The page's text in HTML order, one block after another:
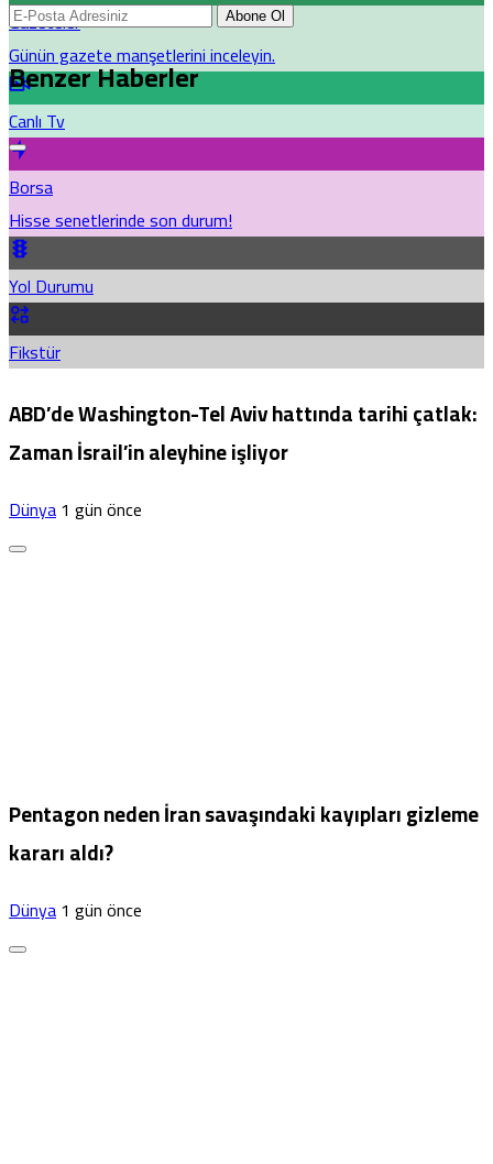
Gazeteler
Günün gazete manşetlerini inceleyin.
Canlı Tv
Borsa
Hisse senetlerinde son durum!
Yol Durumu
Fikstür
Abone Ol
Benzer Haberler
ABD’de Washington-Tel Aviv hattında tarihi çatlak:
Zaman İsrail’in aleyhine işliyor
Dünya1 gün önce
Pentagon neden İran savaşındaki kayıpları gizleme
kararı aldı?
Dünya1 gün önce